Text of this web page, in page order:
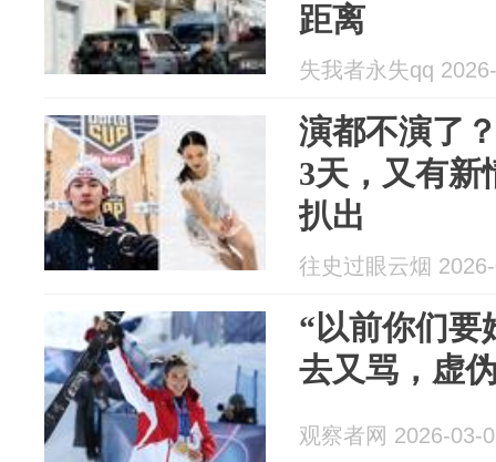
距离
失我者永失qq
演都不演了
3天，又有新
扒出
往史过眼云烟
“以前你们要
去又骂，虚
观察者网 2026-03-